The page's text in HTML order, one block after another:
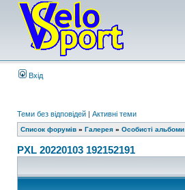
Вхід
Теми без відповідей | Активні теми
Список форумів » Галерея » Особисті альбоми
PXL 20220103 192152191